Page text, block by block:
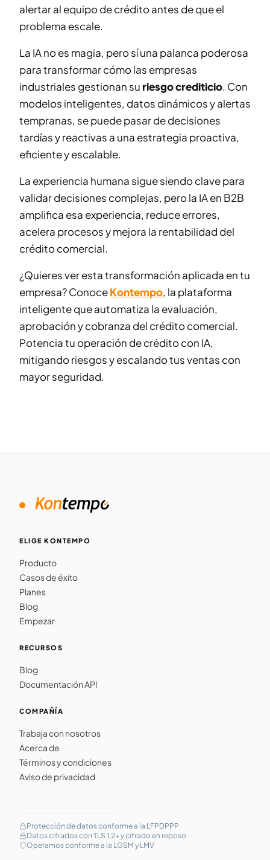
alertar al equipo de crédito antes de que el
problema escale.
La IA no es magia, pero sí una palanca poderosa
para transformar cómo las empresas
industriales gestionan su riesgo crediticio. Con
modelos inteligentes, datos dinámicos y alertas
tempranas, se puede pasar de decisiones
tardías y reactivas a una estrategia proactiva,
eficiente y escalable.
La experiencia humana sigue siendo clave para
validar decisiones complejas, pero la IA en B2B
amplifica esa experiencia, reduce errores,
acelera procesos y mejora la rentabilidad del
crédito comercial.
¿Quieres ver esta transformación aplicada en tu
empresa? ConoceKontempo, la plataforma
inteligente que automatiza la evaluación,
aprobación y cobranza del crédito comercial.
Potencia tu operación de crédito con IA,
mitigando riesgos y escalando tus ventas con
mayor seguridad.
ELIGE KONTEMPO
Producto
Casos de éxito
Planes
Blog
Empezar
RECURSOS
Blog
Documentación API
COMPAÑÍA
Trabaja con nosotros
Acerca de
Términos y condiciones
Aviso de privacidad
Protección de datos conforme a la LFPDPPP
Datos cifrados con TLS 1.2+ y cifrado en reposo
Operamos conforme a la LGSM y LMV